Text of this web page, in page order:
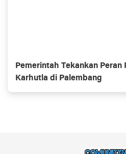
Pemerintah Tekankan Peran
Karhutla di Palembang